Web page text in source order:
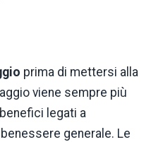
prima di mettersi alla
viene sempre più
legati a
generale. Le